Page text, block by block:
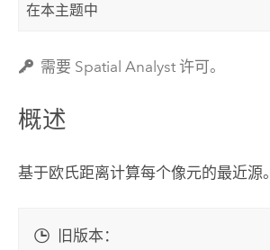
在本主题中
需要 Spatial Analyst 许可。
概述
基于欧氏距离计算每个像元的最近源。
旧版本：